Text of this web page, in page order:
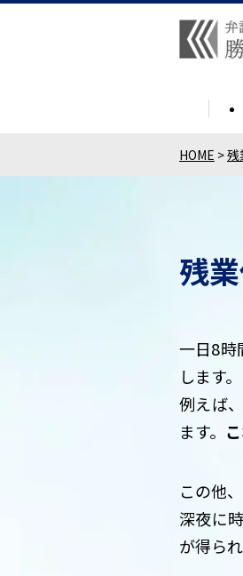
HOME >残
残
一日8時
します。
例えば
ます。
この他
深夜に
が得ら